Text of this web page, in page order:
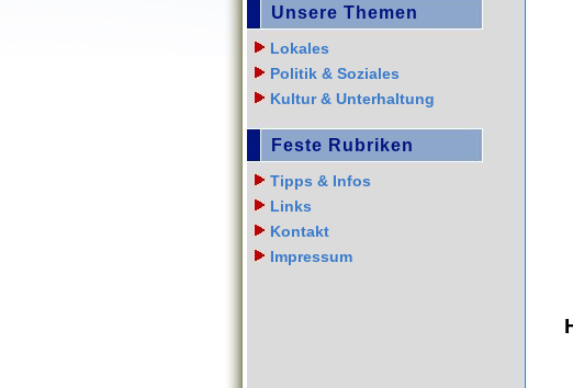
Unsere Themen
Lokales
Politik & Soziales
Kultur & Unterhaltung
Feste Rubriken
Tipps & Infos
Links
Kontakt
Impressum